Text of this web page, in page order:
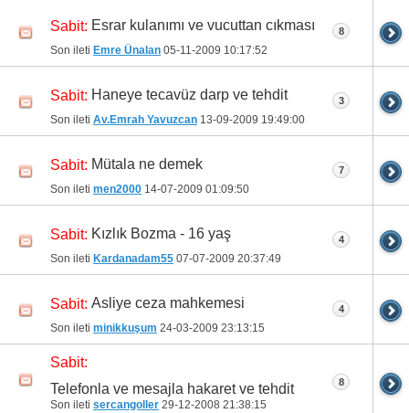
Sabit: Esrar kulanımı ve vucuttan cıkması
Son ileti Emre Ünalan 05-11-2009 10:17:52
8
Sabit: Haneye tecavüz darp ve tehdit
Son ileti Av.Emrah Yavuzcan 13-09-2009 19:49:00
3
Sabit: Mütala ne demek
Son ileti men2000 14-07-2009 01:09:50
7
Sabit: Kızlık Bozma - 16 yaş
Son ileti Kardanadam55 07-07-2009 20:37:49
4
Sabit: Asliye ceza mahkemesi
Son ileti minikkuşum 24-03-2009 23:13:15
4
Sabit:
Telefonla ve mesajla hakaret ve tehdit
Son ileti sercangoller 29-12-2008 21:38:15
8